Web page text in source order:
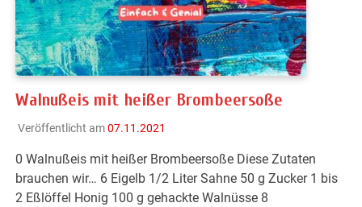
Walnußeis mit heißer Brombeersoße
Veröffentlicht am07.11.2021
0 Walnußeis mit heißer Brombeersoße Diese Zutaten
brauchen wir… 6 Eigelb 1/2 Liter Sahne 50 g Zucker 1 bis
2 Eßlöffel Honig 100 g gehackte Walnüsse 8